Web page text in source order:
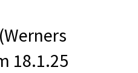
18.1.25